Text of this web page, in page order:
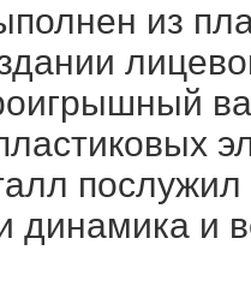
из
динамика и